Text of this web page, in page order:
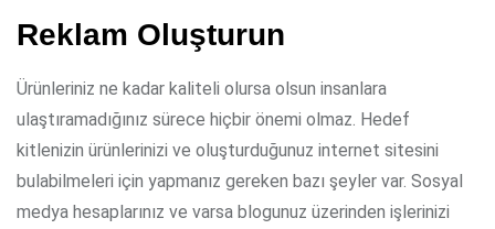
Reklam Oluşturun
Ürünleriniz ne kadar kaliteli olursa olsun insanlara
ulaştıramadığınız sürece hiçbir önemi olmaz. Hedef
kitlenizin ürünlerinizi ve oluşturduğunuz internet sitesini
bulabilmeleri için yapmanız gereken bazı şeyler var. Sosyal
medya hesaplarınız ve varsa blogunuz üzerinden işlerinizi